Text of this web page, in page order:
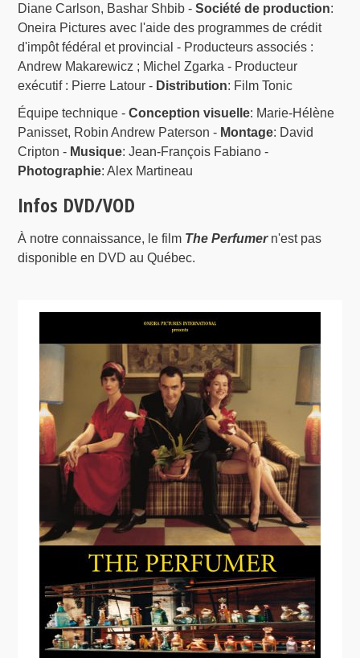
Diane Carlson, Bashar Shbib -Société de production:
Oneira Pictures avec l'aide des programmes de crédit
d'impôt fédéral et provincial - Producteurs associés :
Andrew Makarewicz ; Michel Zgarka - Producteur
exécutif : Pierre Latour - Distribution: Film Tonic
Équipe technique -Conception visuelle: Marie-Hélène
Panisset, Robin Andrew Paterson - Montage: David
Cripton - Musique: Jean-François Fabiano -
Photographie: Alex Martineau
Infos DVD/VOD
À notre connaissance, le film The Perfumern'est pas
disponible en DVD au Québec.